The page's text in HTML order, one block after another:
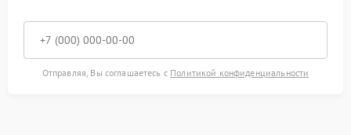
Отправляя, Вы соглашаетесь с Политикой конфиденциальности